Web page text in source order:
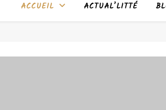
ACCUEIL ACTUAL’LITTÉ